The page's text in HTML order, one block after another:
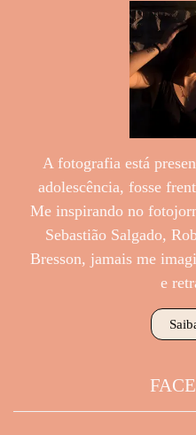
A fotografia está
adolescência, fosse
Me inspirando no
Sebastião Salgado,
Bresson, jamais me
e